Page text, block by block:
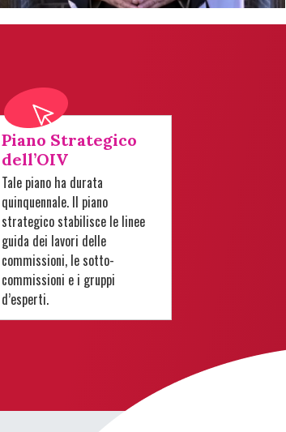
Piano Strategico
dell’OIV
Tale piano ha durata
quinquennale. Il piano
strategico stabilisce le linee
guida dei lavori delle
commissioni, le sotto-
commissioni e i gruppi
d’esperti.